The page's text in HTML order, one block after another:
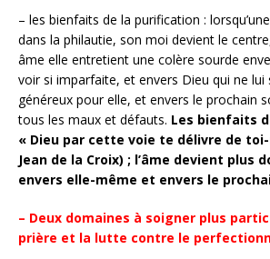
– les bienfaits de la purification :
dans la philautie, son moi devient le
âme elle entretient une colère sourde
voir si imparfaite, et envers Dieu qui ne lui
généreux pour elle, et envers le prochain
tous les maux et défauts. Les bienfaits
« Dieu par cette voie te délivre de
Jean de la Croix) ; l’âme devient plus
envers elle-même et envers le
– Deux domaines à soigner plus
prière et la lutte contre le